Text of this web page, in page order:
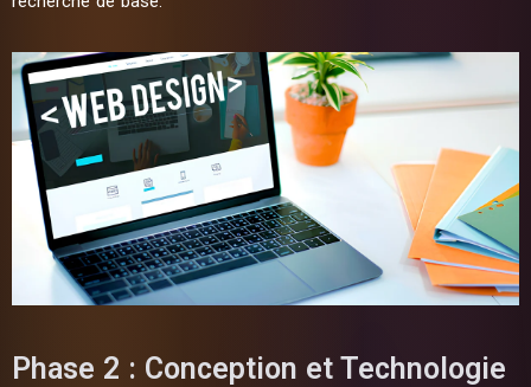
Phase 2 : Conception et Technologie